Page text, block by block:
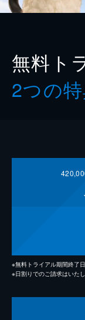
無料ト
2つの
※無料トライアル期間終了
※日割りでのご請求はいたし